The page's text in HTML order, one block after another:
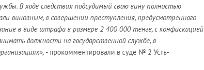
В ходе следствия подсудимый свою вину полностью
виновным, в совершении преступления, предусмотренного
в виде штрафа в размере 2 400 000 тенге, с конфискацией
должности на государственной службе, в
- прокомментировали в суде № 2 Усть-